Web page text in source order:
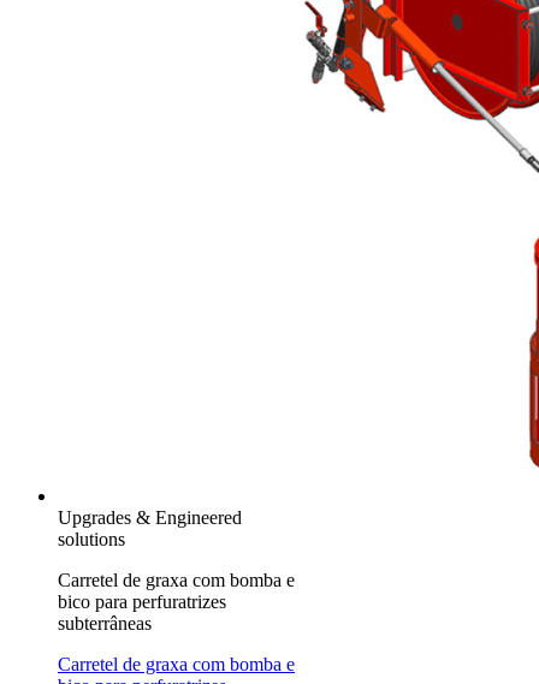
Upgrades & Engineered
solutions
Carretel de graxa com bomba e
bico para perfuratrizes
subterrâneas
Carretel de graxa com bomba e